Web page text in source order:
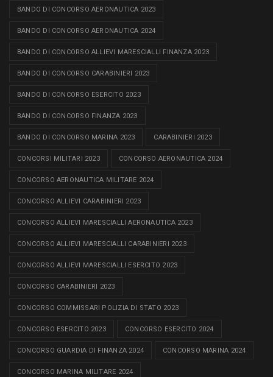
BANDO DI CONCORSO AERONAUTICA 2023
BANDO DI CONCORSO AERONAUTICA 2024
BANDO DI CONCORSO ALLIEVI MARESCIALLI FINANZA 2023
BANDO DI CONCORSO CARABINIERI 2023
BANDO DI CONCORSO ESERCITO 2023
BANDO DI CONCORSO FINANZA 2023
BANDO DI CONCORSO MARINA 2023 CARABINIERI 2023
CONCORSI MILITARI 2023 CONCORSO AERONAUTICA 2024
CONCORSO AERONAUTICA MILITARE 2024
CONCORSO ALLIEVI CARABINIERI 2023
CONCORSO ALLIEVI MARESCIALLI AERONAUTICA 2023
CONCORSO ALLIEVI MARESCIALLI CARABINIERI 2023
CONCORSO ALLIEVI MARESCIALLI ESERCITO 2023
CONCORSO CARABINIERI 2023
CONCORSO COMMISSARI POLIZIA DI STATO 2023
CONCORSO ESERCITO 2023 CONCORSO ESERCITO 2024
CONCORSO GUARDIA DI FINANZA 2024 CONCORSO MARINA 2024
CONCORSO MARINA MILITARE 2024